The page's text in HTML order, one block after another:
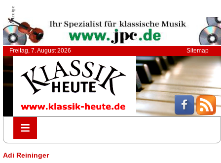
Anzeige
Freitag, 7. August 2026 Sitemap
≡
≡
Adi Reininger